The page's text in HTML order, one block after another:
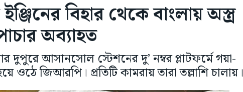
বিহার থেকে বাংলায় অস্ত্র
অব্যাহত
আসানসোল স্টেশনের দু’ নম্বর প্লাটফর্মে গয়া-
জিআরপি। প্রতিটি কামরায় তারা তল্লাশি চালায়।